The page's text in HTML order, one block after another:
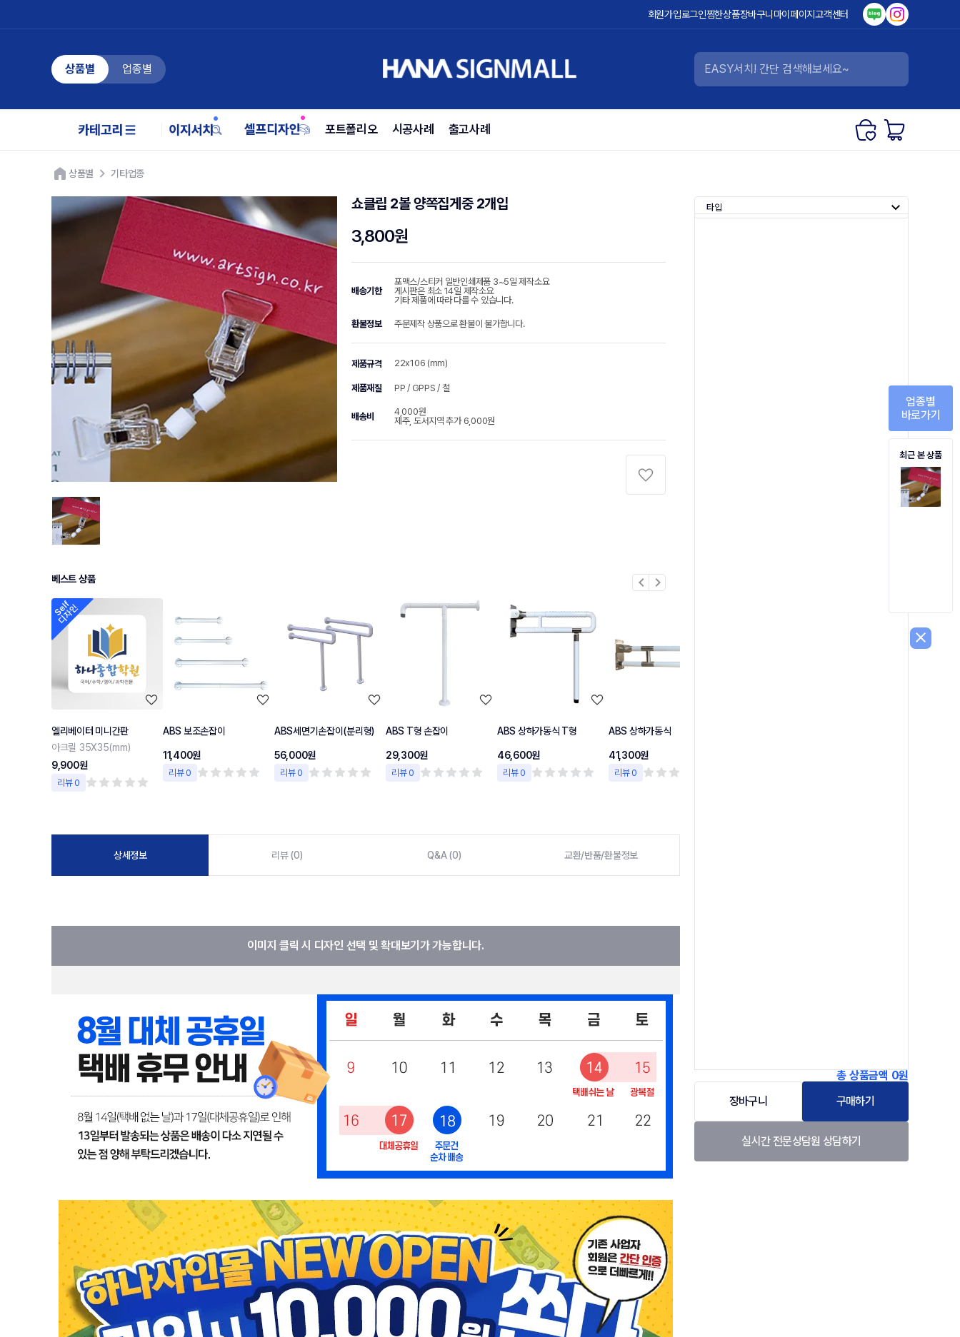
회원가입로그인찜한상품장바구니 마이페이지고객센터
상품별 업종별
포트폴리오 시공사례 출고사례
상품별 기타업종
쇼클립 2볼 양쪽집게중 2개입
3,800원
배송기한
포맥스/스티커 일반인쇄제품 3~5일 제작소요
게시판은 최소 14일 제작소요
기타 제품에 따라 다를 수 있습니다.
환불정보 주문제작 상품으로 환불이 불가합니다.
제품규격 22x106 (mm)
제품재질 PP / GPPS / 철
배송비
4,000원
제주, 도서지역 추가 6,000원
베스트 상품
엘리베이터 미니간판
아크릴 35X35(mm)
9,900원
리뷰 0
ABS 보조손잡이
11,400원
리뷰 0
ABS세면기손잡이(분리형)
56,000원
리뷰 0
ABS T형 손잡이
29,300원
리뷰 0
ABS 상하가동식 T형
46,600원
리뷰 0
ABS 상하가동식
41,300원
리뷰 0
chevron_left chevron_right
상세정보 리뷰 (0) Q&A (0) 교환/반품/환불정보
이미지 클릭 시 디자인 선택 및 확대보기가 가능합니다.
타입
총 상품금액 0원
장바구니
구매하기
실시간 전문상담원 상담하기
업종별
바로가기
최근 본 상품
close